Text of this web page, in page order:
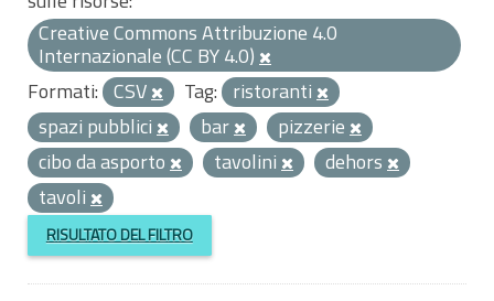
Creative Commons Attribuzione 4.0
Internazionale (CC BY 4.0)
Formati: CSV Tag: ristoranti
spazi pubblici
bar
pizzerie
cibo da asporto
tavolini
dehors
tavoli
RISULTATO DEL FILTRO